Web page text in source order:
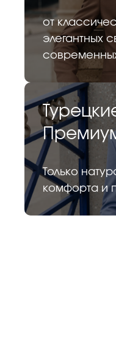
от
элегантных
Только
комфорта и